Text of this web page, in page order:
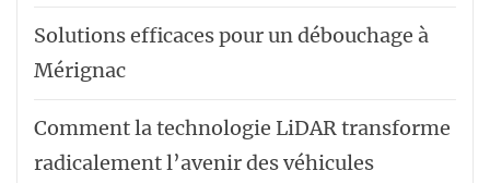
Solutions efficaces pour un débouchage à
Mérignac
Comment la technologie LiDAR transforme
radicalement l’avenir des véhicules